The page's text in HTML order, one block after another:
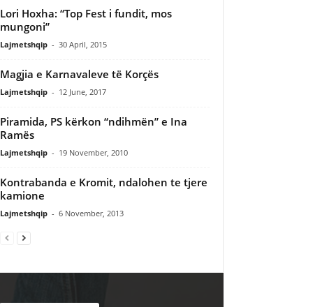
Lori Hoxha: “Top Fest i fundit, mos
mungoni”
Lajmetshqip - 30 April, 2015
Magjia e Karnavaleve të Korçës
Lajmetshqip - 12 June, 2017
Piramida, PS kërkon “ndihmën” e Ina
Ramës
Lajmetshqip - 19 November, 2010
Kontrabanda e Kromit, ndalohen te tjere
kamione
Lajmetshqip - 6 November, 2013